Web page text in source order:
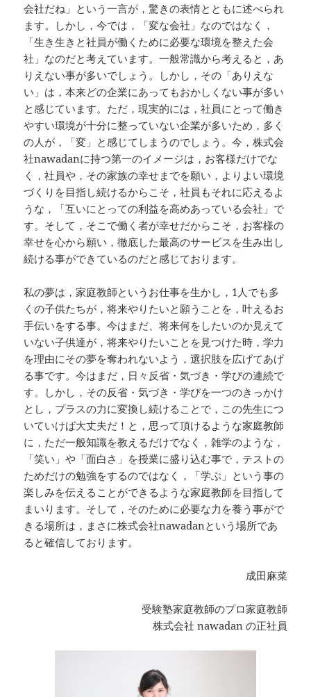
会社だね」という一言が，驚きの表情とともに述べられ
ます。しかし，今では，「変な会社」なのではなく，
「生き生きと社員が働くために必要な環境を整えた会
社」なのだと考えています。一般常識から考えると，あ
りえない事が多いでしょう。しかし，その「ありえな
い」は，本来どの企業にあってもおかしくない事が多い
と感じています。ただ，現実的には，社員にとって働き
やすい環境が十分に整っていない企業が多いため，多く
の人が，「変」と感じてしまうのでしょう。今，株式会
社nawadanに持つ第一のイメージは，お客様だけでな
く，社員や，その家族の幸せまでを願い，よりよい環境
づくりを目指し続けるからこそ，社員もそれに応えるよ
うな，「互いにとっての利益を高めあっている会社」で
す。そして，そこで働く者が幸せだからこそ，お客様の
幸せを心から願い，徹底した最高のサービスを生み出し
続ける事ができているのだと感じております。
私の夢は，家庭教師というお仕事を生かし，1人でも多
くの子供たちが，将来やりたいと願うことを，叶えるお
手伝いをする事。今はまだ、将来何をしたいのか見えて
いない子供達が，将来やりたいことを見つけた時，学力
を理由にその夢を奪われないよう，選択肢を広げてあげ
る事です。今はまだ，日々反省・気づき・学びの連続で
す。しかし，その反省・気づき・学びを一つのきっかけ
とし，プラスの力に変換し続けることで，この先生につ
いていけば大丈夫だ！と，思って頂けるような家庭教師
に，ただ一般知識を教えるだけでなく，雑学のような，
「笑い」や「面白さ」を授業に盛り込む事で，テストの
ためだけの勉強をするのではなく，「学ぶ」という事の
楽しみを伝えることができるような家庭教師を目指して
まいります。そして，そのために必要な力を養う事がで
きる場所は，まさに株式会社nawadanという場所であ
ると確信しております。
成田麻菜
受験塾家庭教師のプロ家庭教師
株式会社 nawadan の正社員